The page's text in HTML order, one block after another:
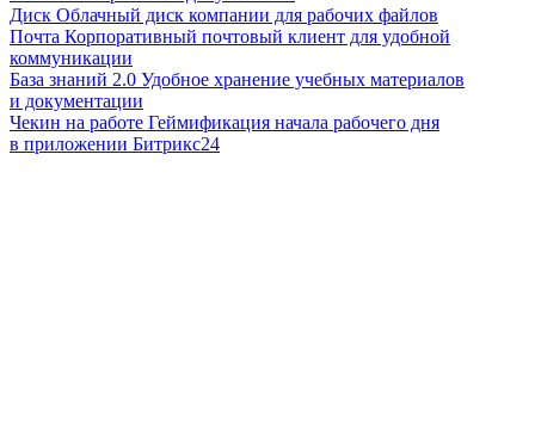
Диск Облачный диск компании для рабочих файлов
Почта Корпоративный почтовый клиент для удобной
коммуникации
База знаний 2.0 Удобное хранение учебных материалов
и документации
Чекин на работе Геймификация начала рабочего дня
в приложении Битрикс24